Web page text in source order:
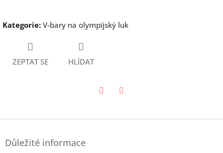
Kategorie: V-bary na olympijský luk
ZEPTAT SE HLÍDAT
Důležité informace